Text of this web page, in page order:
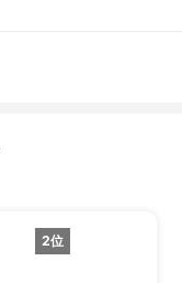
2位